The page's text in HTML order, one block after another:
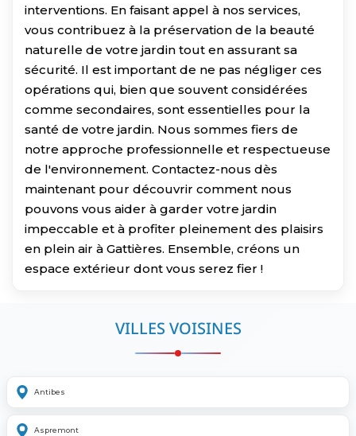
interventions. En faisant appel à nos services,
vous contribuez à la préservation de la beauté
naturelle de votre jardin tout en assurant sa
sécurité. Il est important de ne pas négliger ces
opérations qui, bien que souvent considérées
comme secondaires, sont essentielles pour la
santé de votre jardin. Nous sommes fiers de
notre approche professionnelle et respectueuse
de l'environnement. Contactez-nous dès
maintenant pour découvrir comment nous
pouvons vous aider à garder votre jardin
impeccable et à profiter pleinement des plaisirs
en plein air à Gattières. Ensemble, créons un
espace extérieur dont vous serez fier !
VILLES VOISINES
Antibes
Aspremont